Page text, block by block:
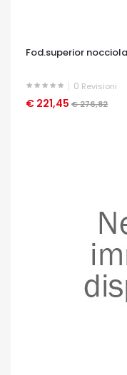
Fod.superior
0 Revisioni
€ 221,45 € 276,82
OCCHIATA VELOCE